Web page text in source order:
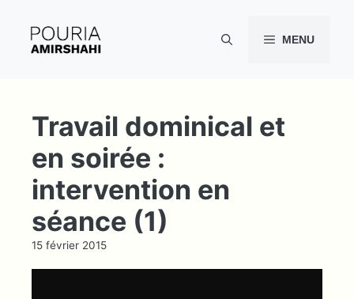
contenu
MENU
Travail dominical et
en soirée :
intervention en
séance (1)
15 février 2015